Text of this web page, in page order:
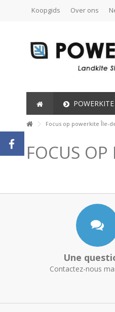
Koopgids Over ons
POWERKITE
Focus op powerkite Île-
FOCUS OP
Une
Contactez-nous